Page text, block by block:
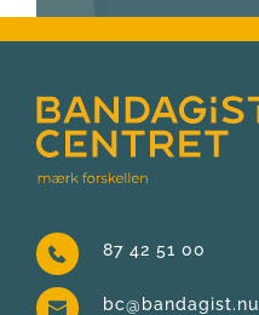
87 42 51 00
bc@bandagist.nu